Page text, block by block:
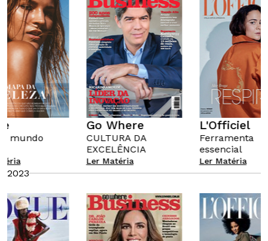
mundo
Go Where
CULTURA DA
EXCELÊNCIA
Ler Matéria
L'Officiel
Ferramenta
essencial
Ler Matéria
2023